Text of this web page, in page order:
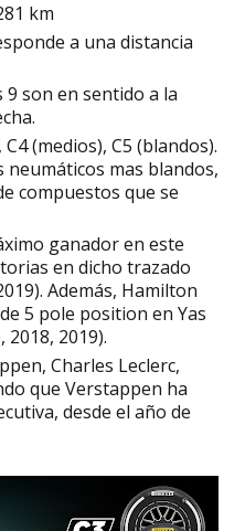
km
a una distancia
9 son en sentido a la
(medios), C5 (blandos).
mas blandos,
compuestos que se
ganador en este
en dicho trazado
Además, Hamilton
5 pole position en Yas
2018, 2019).
Charles Leclerc,
que Verstappen ha
desde el año de